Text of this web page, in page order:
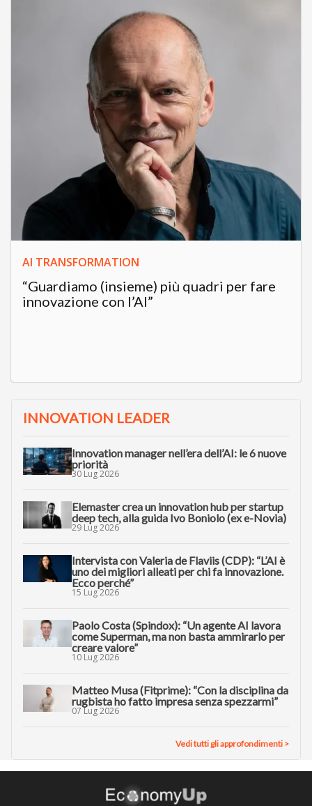
AI TRANSFORMATION
“Guardiamo (insieme) più quadri per fare
innovazione con l’AI”
INNOVATION LEADER
Innovation manager nell’era dell’AI: le 6 nuove
priorità
30 Lug 2026
Elemaster crea un innovation hub per startup
deep tech, alla guida Ivo Boniolo (ex e-Novia)
29 Lug 2026
Intervista con Valeria de Flaviis (CDP): “L’AI è
uno dei migliori alleati per chi fa innovazione.
Ecco perché”
15 Lug 2026
Paolo Costa (Spindox): “Un agente AI lavora
come Superman, ma non basta ammirarlo per
creare valore”
10 Lug 2026
Matteo Musa (Fitprime): “Con la disciplina da
rugbista ho fatto impresa senza spezzarmi”
07 Lug 2026
Vedi tutti gli approfondimenti >